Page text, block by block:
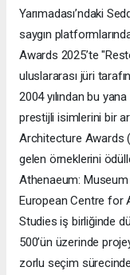
Yarımadası’ndaki
saygın
Awards 2025’te
uluslararası jüri
2004 yılından bu
prestijli isimlerini bir
Architecture Awards
gelen örneklerini
Athenaeum:
European Centre for
Studies iş birliğinde
500’ün üzerinde
zorlu seçim